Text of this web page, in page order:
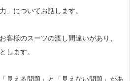
」についてお話します。
客様のスーツの渡し間違いがあり、
します。
見える問題」と「見えない問題」があ